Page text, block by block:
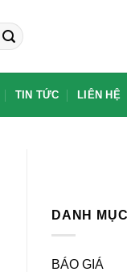
TIN TỨC LIÊN HỆ
DANH
BÁO GIÁ